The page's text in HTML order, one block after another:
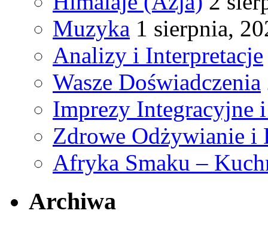
Muzyka 1 sierpnia,
Analizy i Interpretacje
Wasze Doświadczenia
Imprezy Integracyjne
Zdrowe Odżywianie i
Afryka Smaku –
Archiwa